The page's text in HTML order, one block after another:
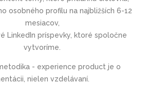
osobného profilu na najbližších 6-12
mesiacov,
LinkedIn príspevky, ktoré spoločne
vytvoríme.
- experience product je o
nielen vzdelávaní.